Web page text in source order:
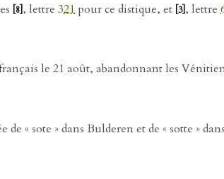
[8] , lettre 321pour ce distique, et [3] , lettre
le 21 août, abandonnant les
de « sote » dans Bulderen et de « sotte »